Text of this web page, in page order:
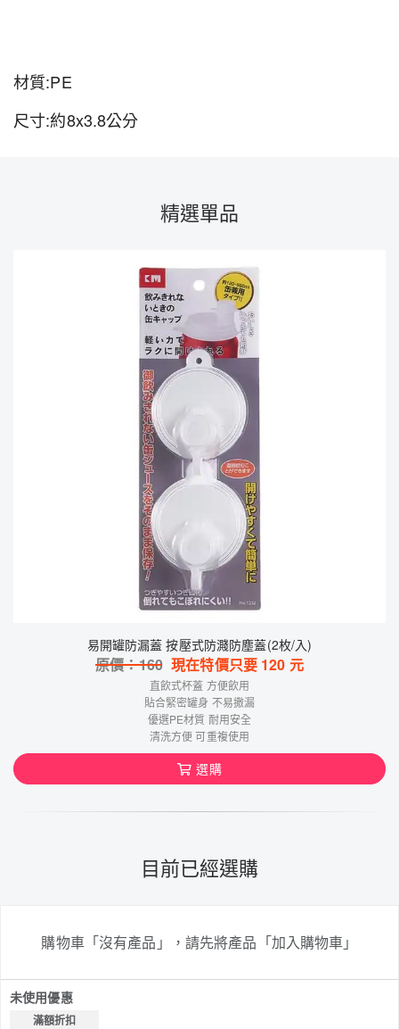
材質:PE
尺寸:約8x3.8公分
精選單品
易開罐防漏蓋 按壓式防濺防塵蓋(2枚/入)
原價：160 現在特價只要 120 元
直飲式杯蓋 方便飲用
貼合緊密罐身 不易撒漏
優選PE材質 耐用安全
清洗方便 可重複使用
選購
目前已經選購
購物車「沒有產品」，請先將產品「加入購物車」
未使用優惠
滿額折扣